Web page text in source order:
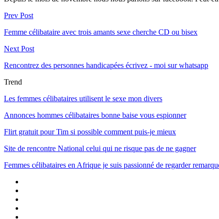
Prev Post
Femme célibataire avec trois amants sexe cherche CD ou bisex
Next Post
Rencontrez des personnes handicapées écrivez - moi sur whatsapp
Trend
Les femmes célibataires utilisent le sexe mon divers
Annonces hommes célibataires bonne baise vous espionner
Flirt gratuit pour Tim si possible comment puis-je mieux
Site de rencontre National celui qui ne risque pas de ne gagner
Femmes célibataires en Afrique je suis passionné de regarder